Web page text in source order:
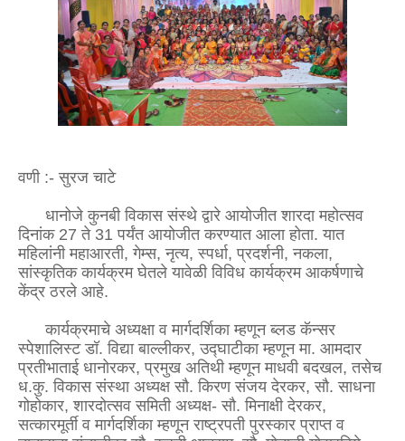
वणी :- सुरज चाटे
धानोजे कुनबी विकास संस्थे द्वारे आयोजीत शारदा महोत्सव
दिनांक 27 ते 31 पर्यंत आयोजीत करण्यात आला होता. यात
महिलांनी महाआरती, गेम्स, नृत्य, स्पर्धा, प्रदर्शनी, नकला,
सांस्कृतिक कार्यक्रम घेतले यावेळी विविध कार्यक्रम आकर्षणाचे
केंद्र ठरले आहे.
कार्यक्रमाचे अध्यक्षा व मार्गदर्शिका म्हणून ब्लड कॅन्सर
स्पेशालिस्ट डॉ. विद्या बाल्लीकर, उद्घाटीका म्हणून मा. आमदार
प्रतीभाताई धानोरकर, प्रमुख अतिथी म्हणून माधवी बदखल, तसेच
ध.कु. विकास संस्था अध्यक्ष सौ. किरण संजय देरकर, सौ. साधना
गोहोकार, शारदोत्सव समिती अध्यक्ष- सौ. मिनाक्षी देरकर,
सत्कारमूर्ती व मार्गदर्शिका म्हणून राष्ट्रपती पुरस्कार प्राप्त व